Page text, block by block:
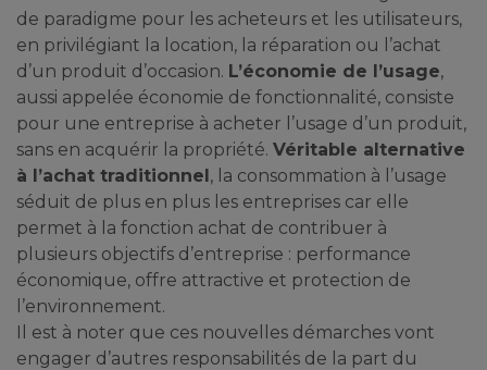
de paradigme pour les acheteurs et les utilisateurs,
en privilégiant la location, la réparation ou l’achat
d’un produit d’occasion. L’économie de l’usage,
aussi appelée économie de fonctionnalité, consiste
pour une entreprise à acheter l’usage d’un produit,
sans en acquérir la propriété. Véritable alternative
à l’achat traditionnel, la consommation à l’usage
séduit de plus en plus les entreprises car elle
permet à la fonction achat de contribuer à
plusieurs objectifs d’entreprise : performance
économique, offre attractive et protection de
l’environnement.
Il est à noter que ces nouvelles démarches vont
engager d’autres responsabilités de la part du